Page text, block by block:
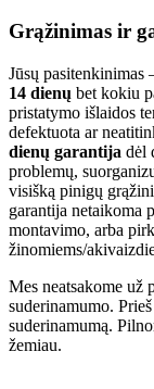
Grąžinimas ir
Jūsų
14 dienų bet kokiu
pristatymo išlaidos
defektuota ar
dienų garantija dėl
problemų,
visišką pinigų
garantija netaikoma
montavimo, arba
žinomiems/
Mes neatsakome už
suderinamumo.
suderinamumą.
žemiau.